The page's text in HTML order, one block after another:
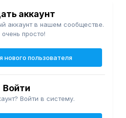
аккаунт
аккаунт в нашем сообществе.
очень просто!
нового пользователя
Войти
Войти в систему.